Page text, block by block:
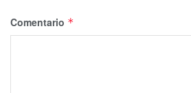
Comentario *